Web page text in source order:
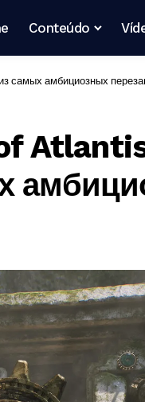
Conteúdo
самых амбициозных